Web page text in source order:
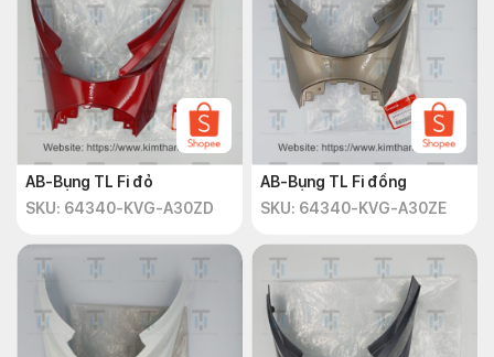
AB-Bụng TL Fi đỏ
SKU: 64340-KVG-A30ZD
AB-Bụng TL Fi đồng
SKU: 64340-KVG-A30ZE